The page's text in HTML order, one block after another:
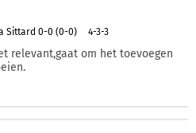
Sittard 0-0 (0-0) 4-3-3
relevant,gaat om het toevoegen